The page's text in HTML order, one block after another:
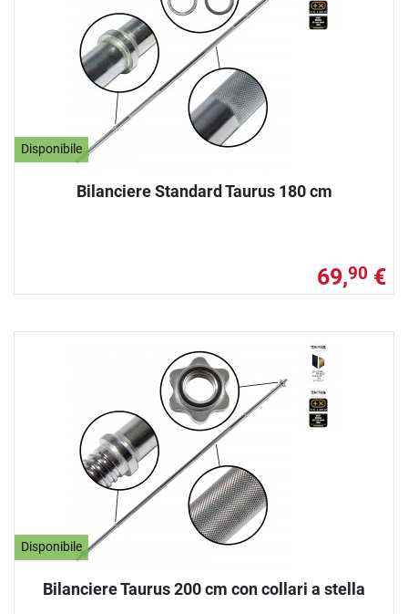
Disponibile
Bilanciere Standard Taurus 180 cm
69,90 €
Disponibile
Bilanciere Taurus 200 cm con collari a stella